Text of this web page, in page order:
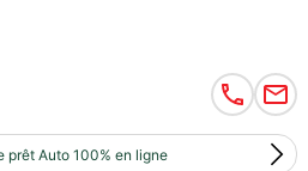
prêt Auto 100% en ligne